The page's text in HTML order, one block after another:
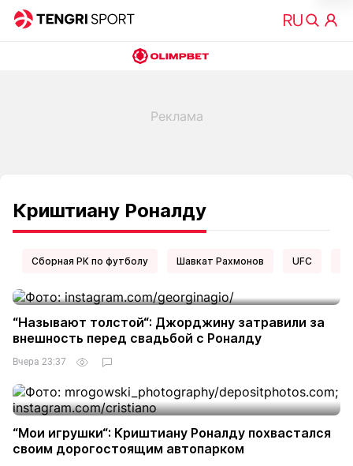
Криштиану Роналду
Сборная РК по футболу Шавкат Рахмонов UFC
“Называют толстой“: Джорджину затравили за
внешность перед свадьбой с Роналду
Вчера 23:37
“Мои игрушки“: Криштиану Роналду похвастался
своим дорогостоящим автопарком